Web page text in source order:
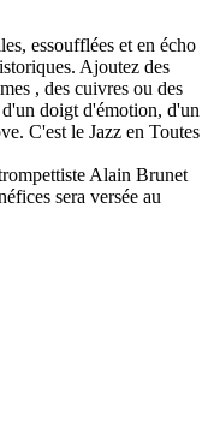
essoufflées et en écho
Ajoutez des
, des cuivres ou des
doigt d'émotion, d'un
C'est le Jazz en Toutes
Alain Brunet
sera versée au